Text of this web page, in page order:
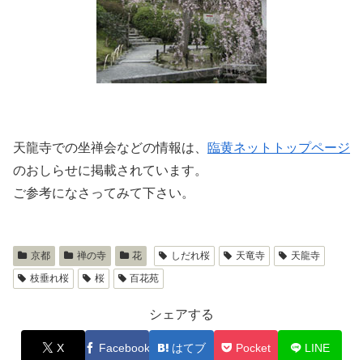
天龍寺での坐禅会などの情報は、 臨黄ネットトップページ
のおしらせに掲載されています。
ご参考になさってみて下さい。
京都 禅の寺 花 しだれ桜 天竜寺
天龍寺
枝垂れ桜
桜 百花苑
シェアする
X Facebook はてブ Pocket LINE